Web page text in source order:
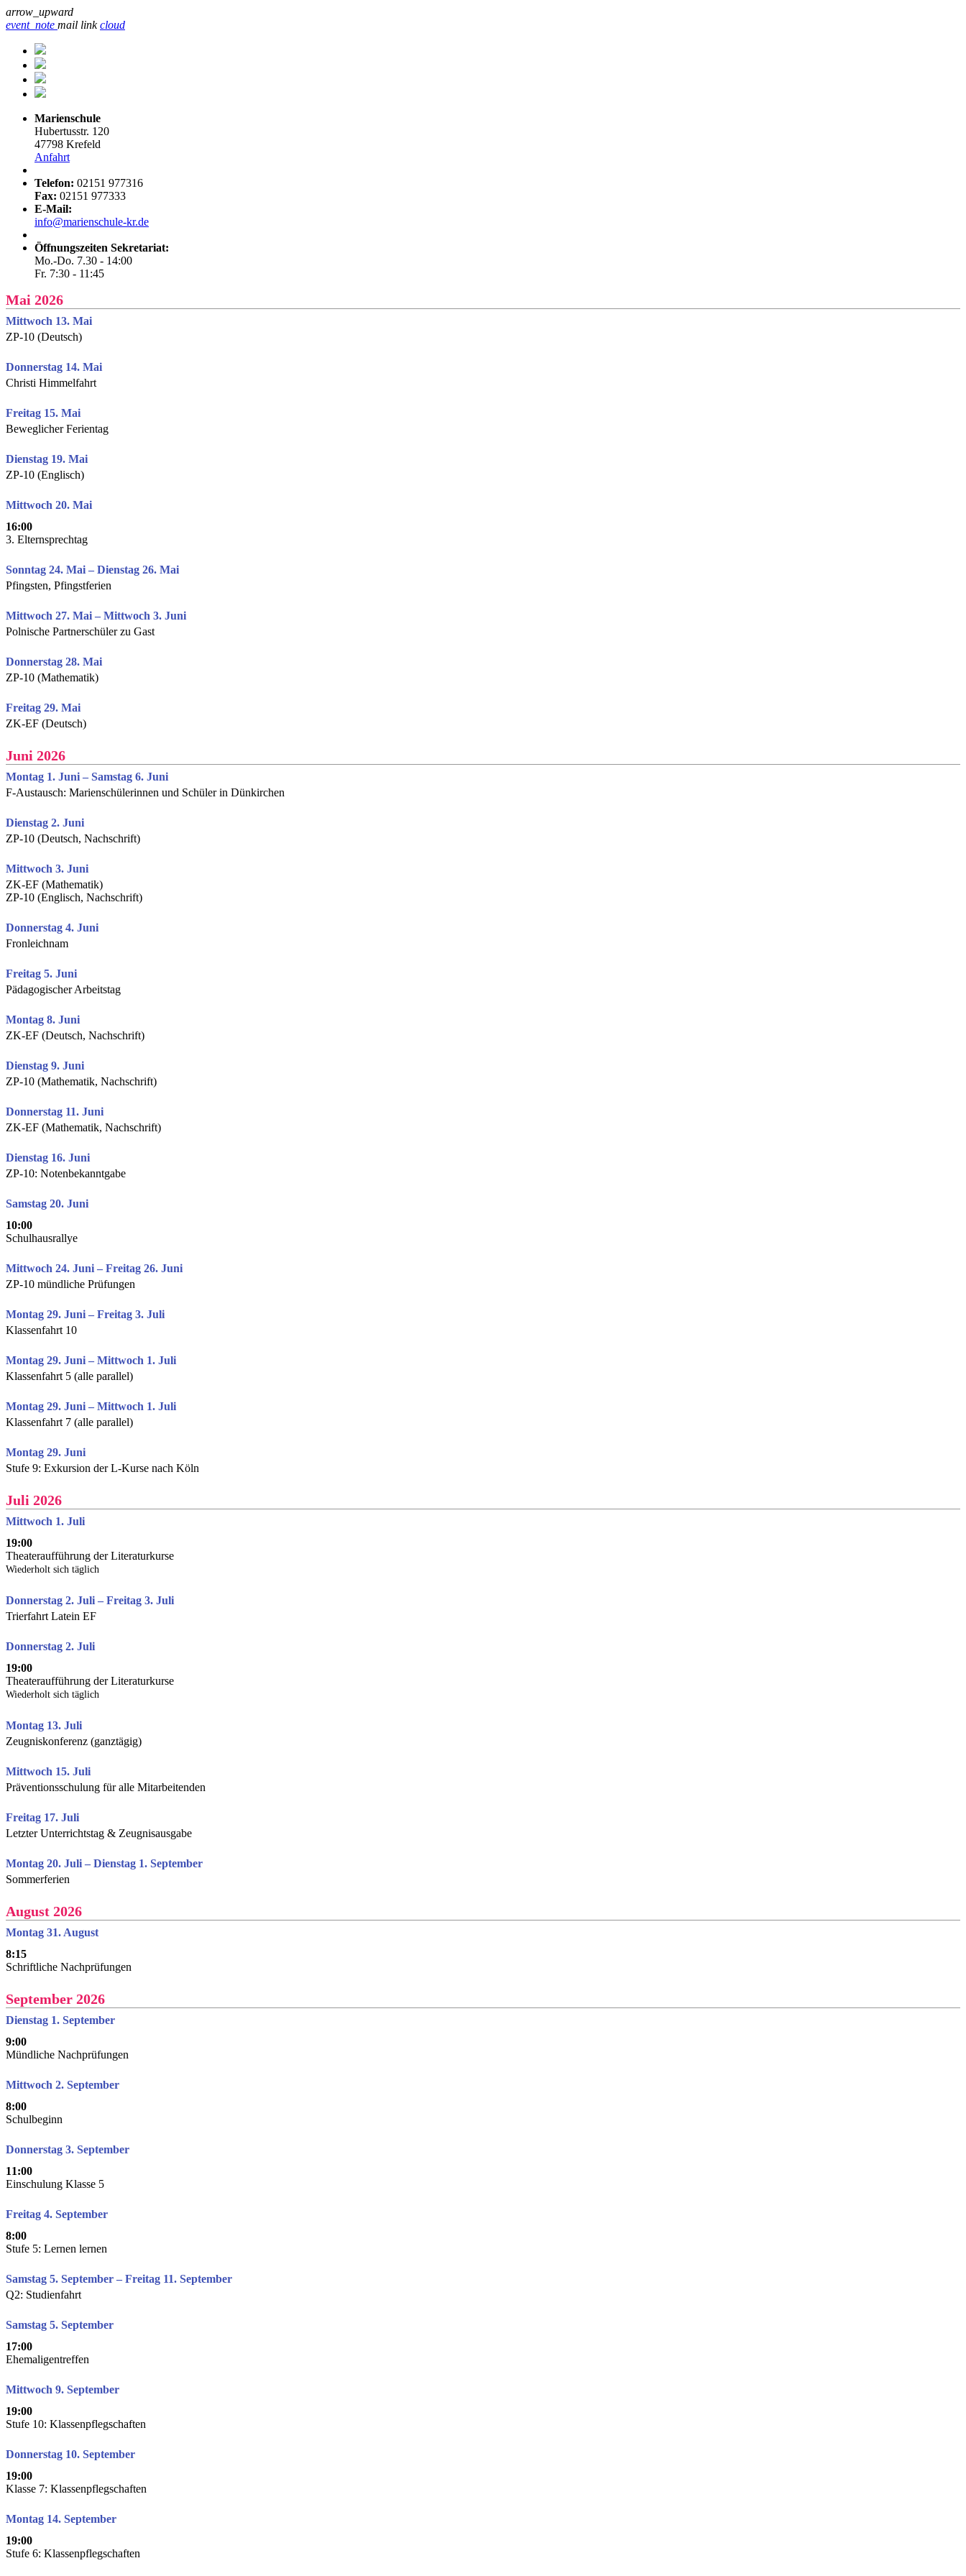
arrow_upward
event_note mail link cloud
Marienschule
Hubertusstr. 120
47798 Krefeld
Anfahrt
Telefon: 02151 977316
Fax: 02151 977333
E-Mail:
info@marienschule-kr.de
Öffnungszeiten Sekretariat:
Mo.-Do. 7.30 - 14:00
Fr. 7:30 - 11:45
Mai 2026
Mittwoch 13. Mai
ZP-10 (Deutsch)
Donnerstag 14. Mai
Christi Himmelfahrt
Freitag 15. Mai
Beweglicher Ferientag
Dienstag 19. Mai
ZP-10 (Englisch)
Mittwoch 20. Mai
16:00
3. Elternsprechtag
Sonntag 24. Mai – Dienstag 26. Mai
Pfingsten, Pfingstferien
Mittwoch 27. Mai – Mittwoch 3. Juni
Polnische Partnerschüler zu Gast
Donnerstag 28. Mai
ZP-10 (Mathematik)
Freitag 29. Mai
ZK-EF (Deutsch)
Juni 2026
Montag 1. Juni – Samstag 6. Juni
F-Austausch: Marienschülerinnen und Schüler in Dünkirchen
Dienstag 2. Juni
ZP-10 (Deutsch, Nachschrift)
Mittwoch 3. Juni
ZK-EF (Mathematik)
ZP-10 (Englisch, Nachschrift)
Donnerstag 4. Juni
Fronleichnam
Freitag 5. Juni
Pädagogischer Arbeitstag
Montag 8. Juni
ZK-EF (Deutsch, Nachschrift)
Dienstag 9. Juni
ZP-10 (Mathematik, Nachschrift)
Donnerstag 11. Juni
ZK-EF (Mathematik, Nachschrift)
Dienstag 16. Juni
ZP-10: Notenbekanntgabe
Samstag 20. Juni
10:00
Schulhausrallye
Mittwoch 24. Juni – Freitag 26. Juni
ZP-10 mündliche Prüfungen
Montag 29. Juni – Freitag 3. Juli
Klassenfahrt 10
Montag 29. Juni – Mittwoch 1. Juli
Klassenfahrt 5 (alle parallel)
Montag 29. Juni – Mittwoch 1. Juli
Klassenfahrt 7 (alle parallel)
Montag 29. Juni
Stufe 9: Exkursion der L-Kurse nach Köln
Juli 2026
Mittwoch 1. Juli
19:00
Theateraufführung der Literaturkurse
Wiederholt sich täglich
Donnerstag 2. Juli – Freitag 3. Juli
Trierfahrt Latein EF
Donnerstag 2. Juli
19:00
Theateraufführung der Literaturkurse
Wiederholt sich täglich
Montag 13. Juli
Zeugniskonferenz (ganztägig)
Mittwoch 15. Juli
Präventionsschulung für alle Mitarbeitenden
Freitag 17. Juli
Letzter Unterrichtstag & Zeugnisausgabe
Montag 20. Juli – Dienstag 1. September
Sommerferien
August 2026
Montag 31. August
8:15
Schriftliche Nachprüfungen
September 2026
Dienstag 1. September
9:00
Mündliche Nachprüfungen
Mittwoch 2. September
8:00
Schulbeginn
Donnerstag 3. September
11:00
Einschulung Klasse 5
Freitag 4. September
8:00
Stufe 5: Lernen lernen
Samstag 5. September – Freitag 11. September
Q2: Studienfahrt
Samstag 5. September
17:00
Ehemaligentreffen
Mittwoch 9. September
19:00
Stufe 10: Klassenpflegschaften
Donnerstag 10. September
19:00
Klasse 7: Klassenpflegschaften
Montag 14. September
19:00
Stufe 6: Klassenpflegschaften